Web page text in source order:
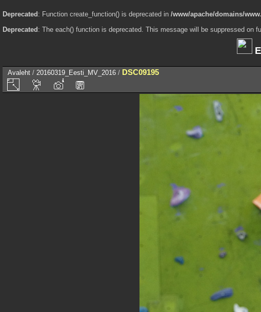
Deprecated : Function create_function() is deprecated in /www/apache/domains/
Deprecated : The each() function is deprecated. This message will be suppressed on
Avaleht / 20160319_Eesti_MV_2016 / DSC09195